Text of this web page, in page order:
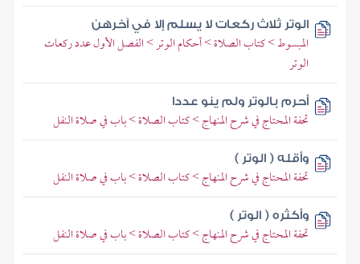
الوتر ثلاث ركعات لا يسلم إلا في آخرهن
المبسوط > كتاب الصلاة > أحكام الوتر > الفصل الأول عدد ركعات
الوتر
أحرم بالوتر ولم ينو عددا
تحفة المحتاج في شرح المنهاج > كتاب الصلاة > باب في صلاة النفل
وأقله ( الوتر )
تحفة المحتاج في شرح المنهاج > كتاب الصلاة > باب في صلاة النفل
وأكثره ( الوتر )
تحفة المحتاج في شرح المنهاج > كتاب الصلاة > باب في صلاة النفل